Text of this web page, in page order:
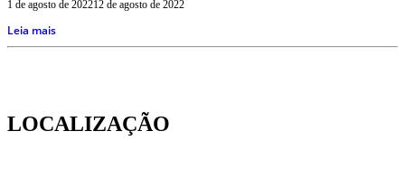
1 de agosto de 202212 de agosto de 2022
Leia mais
LOCALIZAÇÃO